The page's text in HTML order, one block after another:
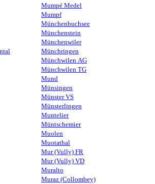
Mumpé Medel
Mumpf
Münchenbuchsee
Münchenstein
Münchenwiler
Münchringen
Münchwilen AG
Münchwilen TG
Mund
Münsingen
Münster VS
Münsterlingen
Muntelier
Müntschemier
Muolen
Muotathal
Mur (Vully) FR
Mur (Vully) VD
Muralto
Muraz (Collombey)